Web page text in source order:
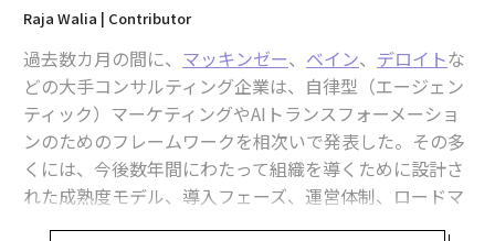
Raja Walia | Contributor
過去数カ月の間に、 マッキンゼー、 ベイン、 デロイトな
どの大手コンサルティング企業は、自律型（エージェン
ティック）マーケティングやAIトランスフォーメーショ
ンのためのフレームワークを相次いで発表した。その多
くには、今後数年間にわたって組織を導くために設計さ
れた成熟度モデル、導入フェーズ、運営体制、ロードマ
ップが含まれている。